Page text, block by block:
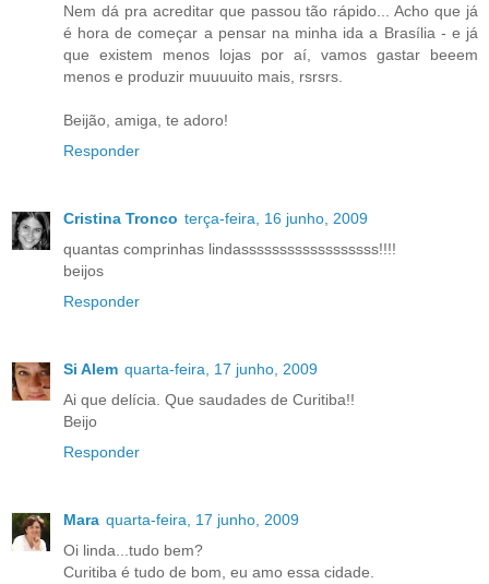
Nem dá pra acreditar que passou tão rápido... Acho que já
é hora de começar a pensar na minha ida a Brasília - e já
que existem menos lojas por aí, vamos gastar beeem
menos e produzir muuuuito mais, rsrsrs.
Beijão, amiga, te adoro!
Responder
Cristina Tronco terça-feira, 16 junho, 2009
quantas comprinhas lindassssssssssssssssss!!!!
beijos
Responder
Si Alem quarta-feira, 17 junho, 2009
Ai que delícia. Que saudades de Curitiba!!
Beijo
Responder
Mara quarta-feira, 17 junho, 2009
Oi linda...tudo bem?
Curitiba é tudo de bom, eu amo essa cidade.